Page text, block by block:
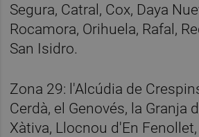
Segura, Catral, Cox, Daya
Rocamora, Orihuela, Rafal,
San Isidro.
Zona 29: l'Alcúdia de
Cerdà, el Genovés, la Granja
Xàtiva, Llocnou d'En